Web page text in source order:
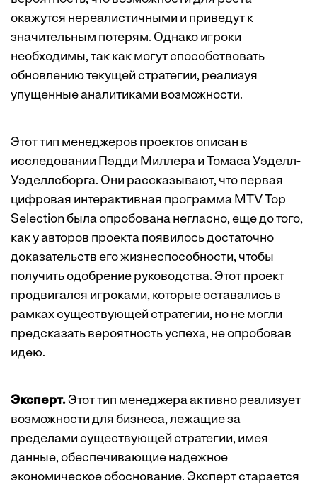
окажутся нереалистичными и приведут к
значительным потерям. Однако игроки
необходимы, так как могут способствовать
обновлению текущей стратегии, реализуя
упущенные аналитиками возможности.
Этот тип менеджеров проектов описан в
исследовании Пэдди Миллера и Томаса Уэделл-
Уэделлсборга. Они рассказывают, что первая
цифровая интерактивная программа MTV Top
Selection была опробована негласно, еще до того,
как у авторов проекта появилось достаточно
доказательств его жизнеспособности, чтобы
получить одобрение руководства. Этот проект
продвигался игроками, которые оставались в
рамках существующей стратегии, но не могли
предсказать вероятность успеха, не опробовав
идею.
Эксперт.Этот тип менеджера активно реализует
возможности для бизнеса, лежащие за
пределами существующей стратегии, имея
данные, обеспечивающие надежное
экономическое обоснование. Эксперт старается